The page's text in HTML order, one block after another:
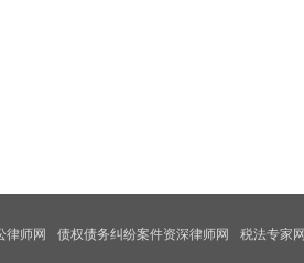
律师网 债权债务纠纷案件资深律师网 税法专家